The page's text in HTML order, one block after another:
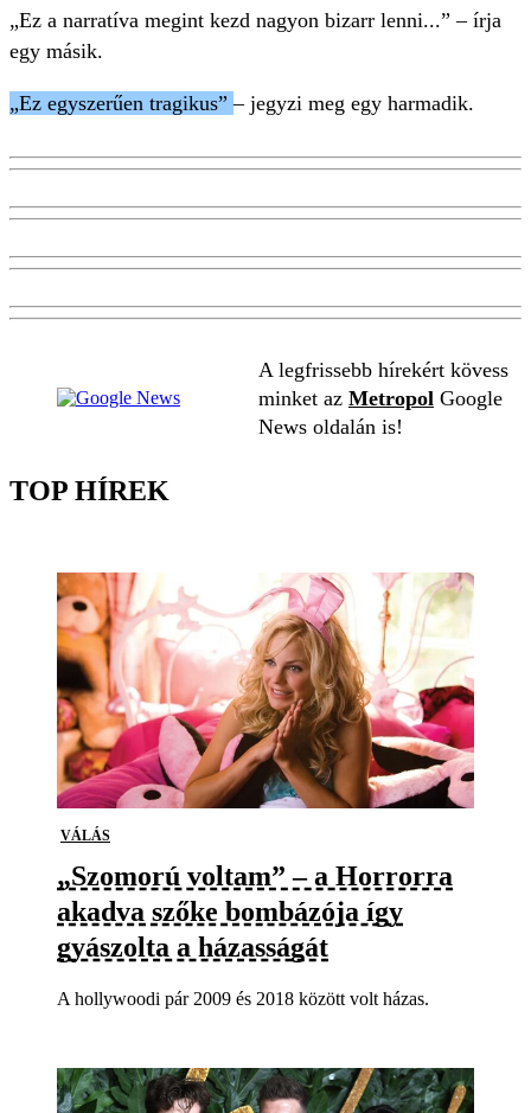
„Ez a narratíva megint kezd nagyon bizarr lenni...” – írja
egy másik.
„Ez egyszerűen tragikus”– jegyzi meg egy harmadik.
A legfrissebb hírekért kövess
minket az Metropol Google
News oldalán is!
TOP HÍREK
VÁLÁS
„Szomorú voltam” – a Horrorra
akadva szőke bombázója így
gyászolta a házasságát
A hollywoodi pár 2009 és 2018 között volt házas.